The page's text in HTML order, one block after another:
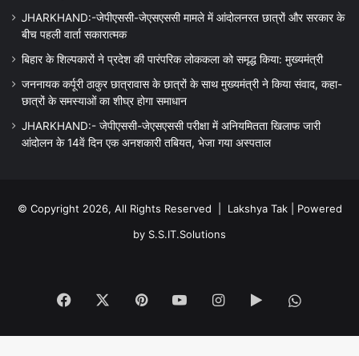
JHARKHAND:-जेपीएससी-जेएसएससी मामले में आंदोलनरत छात्रों और सरकार के
बीच पहली वार्ता सकारात्मक
बिहार के शिल्पकारों ने प्रदेश की पारंपरिक लोककला को समृद्ध किया: मुख्यमंत्री
जननायक कर्पूरी ठाकुर छात्रावास के छात्रों के साथ मुख्यमंत्री ने किया संवाद, कहा-
छात्रों के समस्याओं का शीघ्र होगा समाधान
JHARKHAND:- जेपीएससी-जेएसएससी परीक्षा में अनियमितता खिलाफ जारी
आंदोलन के 14वें दिन एक अनशकारी तबियत, भेजा गया अस्पताल
© Copyright 2026, All Rights Reserved | Lakshya Tak| Powered
by S.S.IT.Solutions
Facebook PinterestYouTubeInstagram
Google
Play